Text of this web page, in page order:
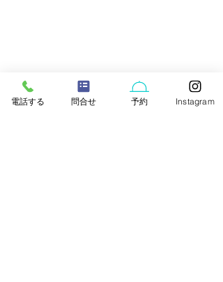
電話する 問合せ 予約 Instagram